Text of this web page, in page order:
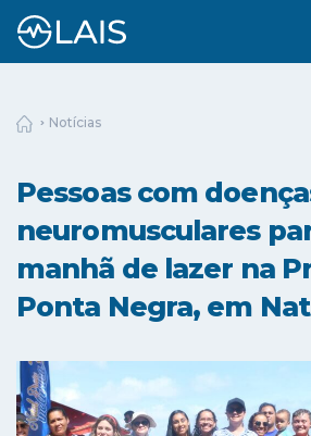
Notícias
Pessoas com
neuromusculares
manhã de lazer na
Ponta Negra, em